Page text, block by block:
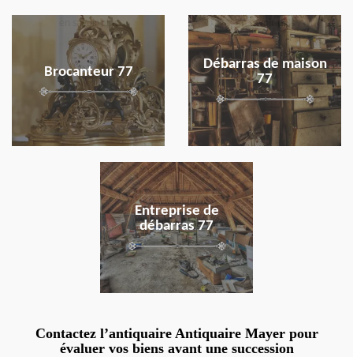
Brocanteur 77
en savoir plus
Débarras de maison
77
en savoir plus
Entreprise de
débarras 77
en savoir plus
Contactez l’antiquaire Antiquaire Mayer pour
évaluer vos biens avant une succession